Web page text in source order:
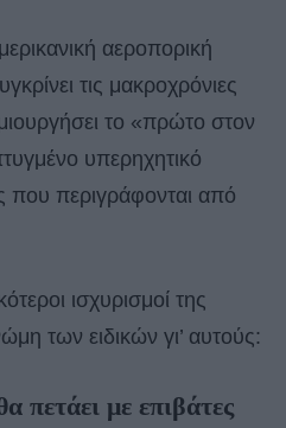
αεροπορική
τις μακροχρόνιες
το «πρώτο στον
υπερηχητικό
που περιγράφονται από
ισχυρισμοί της
των ειδικών γι’ αυτούς:
πετάει με επιβάτες